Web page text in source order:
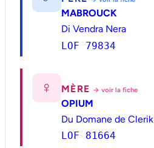
MABROUCK
Di Vendra Nera
LOF 79834
♀ MÈRE → voir la fiche
OPIUM
Du Domane de Clerik
LOF 81664